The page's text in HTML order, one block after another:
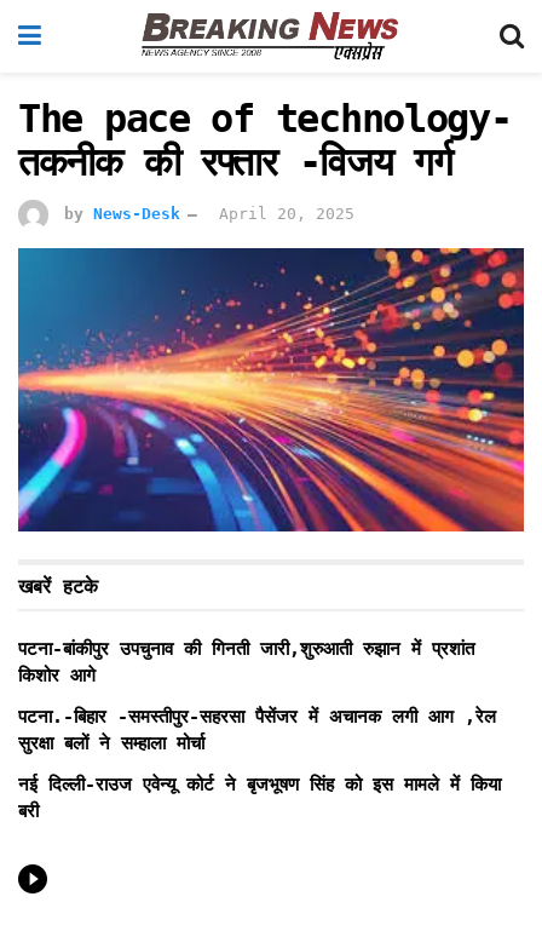
The pace of technology-
तकनीक की रफ्तार -विजय गर्ग
by News-Desk April 20, 2025
खबरें हटके
पटना-बांकीपुर उपचुनाव की गिनती जारी,शुरुआती रुझान में प्रशांत
किशोर आगे
पटना.-बिहार -समस्तीपुर-सहरसा पैसेंजर में अचानक लगी आग ,रेल
सुरक्षा बलों ने सम्हाला मोर्चा
नई दिल्ली-राउज एवेन्यू कोर्ट ने बृजभूषण सिंह को इस मामले में किया
बरी